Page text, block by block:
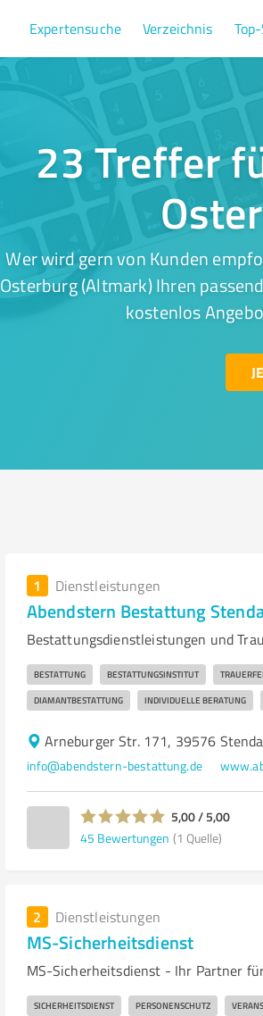
Expertensuche Verzeichnis
23 Treffer
Wer wird gern von Kunden
Osterburg (Altmark) Ihren
kostenlos
1 Dienstleistungen
Abendstern Bestattung
Bestattungsdienstleistungen und
BESTATTUNG BESTATTUNGSINSTITUT
DIAMANTBESTATTUNG INDIVIDUELLE BERATUNG
Arneburger Str. 171, 39576
info@abendstern-bestattung.de
5,00 / 5,00
45 Bewertungen (1 Quelle)
2 Dienstleistungen
MS-Sicherheitsdienst
MS-Sicherheitsdienst - Ihr Partner
SICHERHEITSDIENST PERSONENSCHUTZ